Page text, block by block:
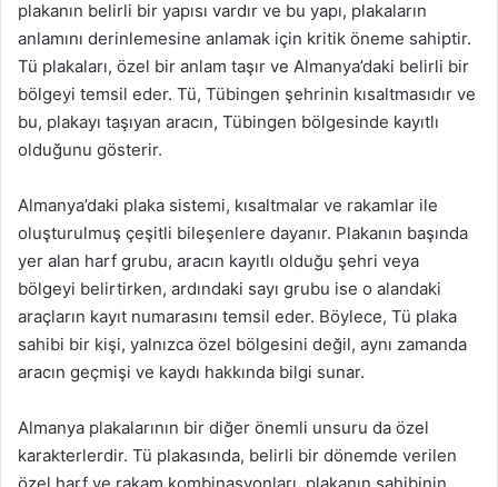
plakanın belirli bir yapısı vardır ve bu yapı, plakaların
anlamını derinlemesine anlamak için kritik öneme sahiptir.
Tü plakaları, özel bir anlam taşır ve Almanya’daki belirli bir
bölgeyi temsil eder. Tü, Tübingen şehrinin kısaltmasıdır ve
bu, plakayı taşıyan aracın, Tübingen bölgesinde kayıtlı
olduğunu gösterir.
Almanya’daki plaka sistemi, kısaltmalar ve rakamlar ile
oluşturulmuş çeşitli bileşenlere dayanır. Plakanın başında
yer alan harf grubu, aracın kayıtlı olduğu şehri veya
bölgeyi belirtirken, ardındaki sayı grubu ise o alandaki
araçların kayıt numarasını temsil eder. Böylece, Tü plaka
sahibi bir kişi, yalnızca özel bölgesini değil, aynı zamanda
aracın geçmişi ve kaydı hakkında bilgi sunar.
Almanya plakalarının bir diğer önemli unsuru da özel
karakterlerdir. Tü plakasında, belirli bir dönemde verilen